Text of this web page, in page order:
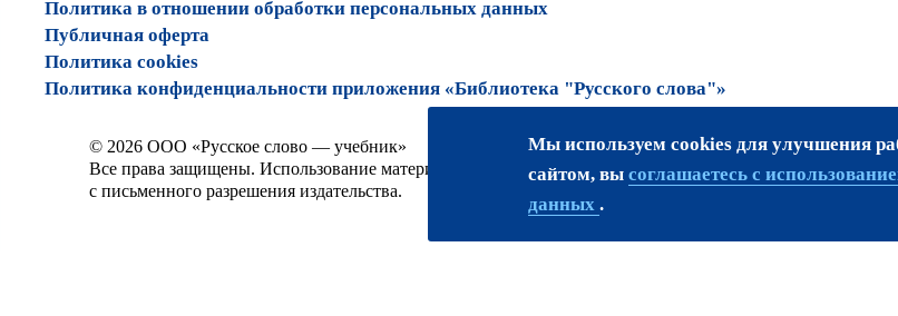
Политика в отношении обработки персональных данных
Публичная оферта
Политика cookies
Политика конфиденциальности приложения «Библиотека "Русского слова"»
© 2026 ООО «Русское слово — учебник»
Все права защищены. Использование материалов сайта возможно только
с письменного разрешения издательства.
Мы используем cookies для улучшения
сайтом, вы соглашаетесь с
данных .